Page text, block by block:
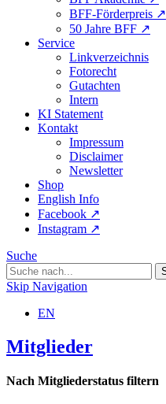
BFF-Förderpreis ↗︎
50 Jahre BFF ↗︎
Service
Linkverzeichnis
Fotorecht
Gutachten
Intern
KI Statement
Kontakt
Impressum
Disclaimer
Newsletter
Shop
English Info
Facebook ↗︎
Instagram ↗︎
Suche
Skip Navigation
EN
Mitglieder
Nach Mitgliederstatus filtern